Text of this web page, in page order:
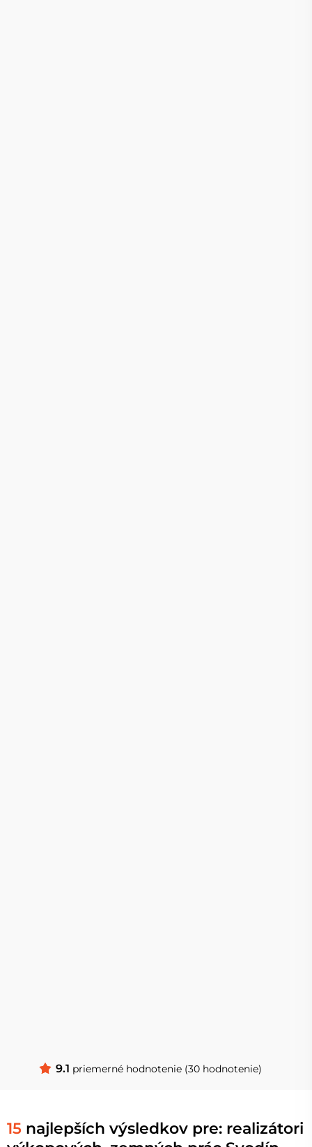
9.1 priemerné hodnotenie (30 hodnotenie)
15 najlepších výsledkov pre: realizátori